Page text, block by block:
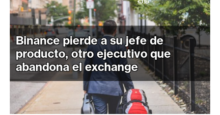
C
r
i
p
t
o
M
e
r
Binance pierde a su jefe de
producto, otro ejecutivo que
abandona el exchange